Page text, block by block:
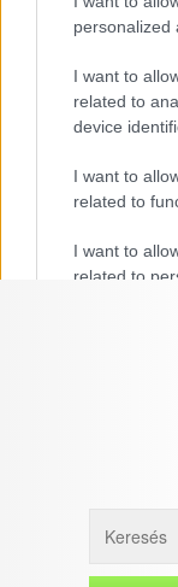
personalized
I want to
related to
device
I want to
related to
I want to
related to
Data Deletion
10
2
10